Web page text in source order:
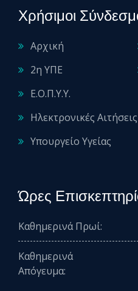
Χρήσιμοι
Αρχική
2η ΥΠΕ
Ε.Ο.Π.Υ.Υ.
Ηλεκτρονικές Αιτήσεις
Υπουργείο Υγείας
Ώρες
Καθημερινά Πρωί:
Καθημερινά
Απόγευμα: